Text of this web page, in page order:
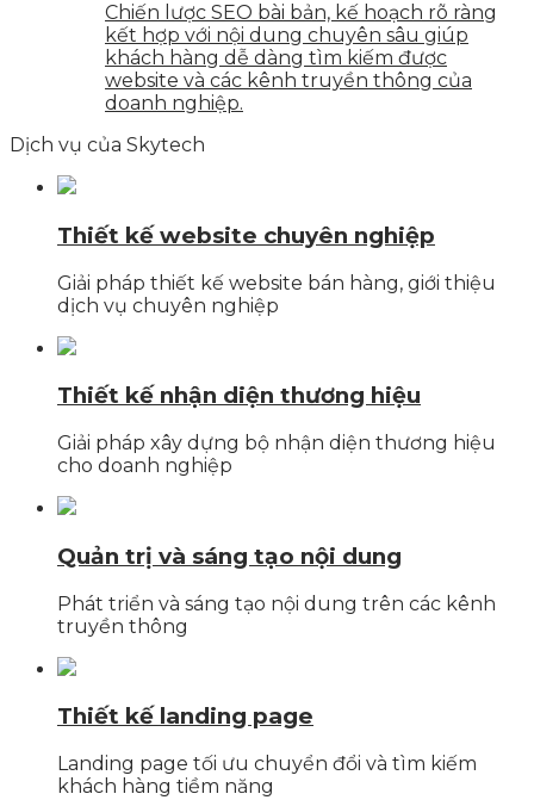
Chiến lược SEO bài bản, kế hoạch rõ ràng
kết hợp với nội dung chuyên sâu giúp
khách hàng dễ dàng tìm kiếm được
website và các kênh truyền thông của
doanh nghiệp.
Dịch vụ của Skytech
Thiết kế website chuyên nghiệp
Giải pháp thiết kế website bán hàng, giới thiệu
dịch vụ chuyên nghiệp
Thiết kế nhận diện thương hiệu
Giải pháp xây dựng bộ nhận diện thương hiệu
cho doanh nghiệp
Quản trị và sáng tạo nội dung
Phát triển và sáng tạo nội dung trên các kênh
truyền thông
Thiết kế landing page
Landing page tối ưu chuyển đổi và tìm kiếm
khách hàng tiềm năng